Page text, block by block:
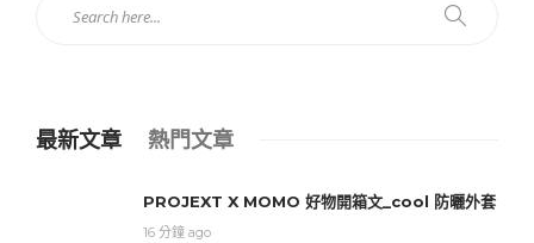
最新文章 熱門文章
PROJEXT X MOMO 好物開箱文_cool 防曬外套
16 分鐘 ago